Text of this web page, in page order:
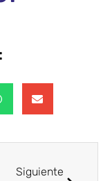
Siguiente